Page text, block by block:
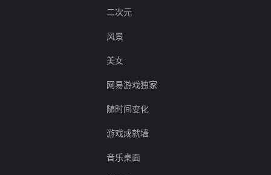
二次元
风景
美女
网易游戏独家
随时间变化
游戏成就墙
音乐桌面